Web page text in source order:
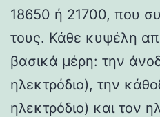
18650 ή 21700, που
τους. Κάθε κυψέλη
βασικά μέρη: την
ηλεκτρόδιο), την
ηλεκτρόδιο) και τον